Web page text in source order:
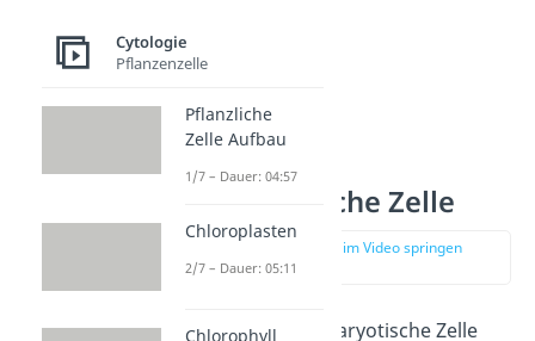
Prokaryotische Zelle
zur Stelle im Video springen
(01:25)
Eine typische Prokaryotische Zelle
Cytologie
Pflanzenzelle
Pflanzliche
Zelle Aufbau
1/7 – Dauer: 04:57
Chloroplasten
2/7 – Dauer: 05:11
Chlorophyll